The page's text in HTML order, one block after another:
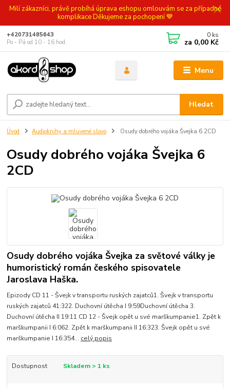
Milí zákazníci, právě probíhá úprava eshopu omlouvám se za případné
komplikace Děkujeme za pochopení 💙
Menu
Hledat
+420731485643
Po - Pá od 10 - 16 hod.
0 ks
za 0,00 Kč
Úvod Audioknihy a mluvené slovo Osudy dobrého vojáka Švejka 6 2CD
Osudy dobrého vojáka Švejka 6
2CD
Osudy dobrého vojáka Švejka za světové války je
humoristický román českého spisovatele
Jaroslava Haška.
Epizody CD 11 - Švejk v transportu ruských zajatců1. Švejk v transportu
ruských zajatců 41:322. Duchovní útěcha I 9:59Duchovní útěcha 3.
Duchovní útěcha II 19:11 CD 12 - Švejk opět u své marškumpanie1. Zpět k
marškumpanii I 6:062. Zpět k marškumpanii II 16:323. Švejk opět u své
marškumpanie I 16:354... celý popis
Dostupnost Skladem > 1 ks